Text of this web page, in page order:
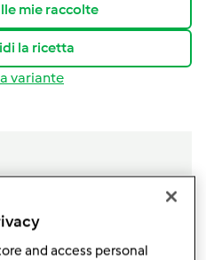
mie raccolte
la ricetta
variante
and access personal